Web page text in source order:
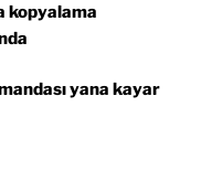
kopyalama
yana kayar